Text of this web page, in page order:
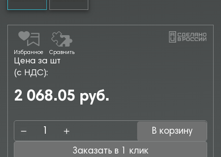
Избранное Сравнить
Цена за шт
(с НДС):
2 068.05 руб.
В корзину
Заказать в 1 клик